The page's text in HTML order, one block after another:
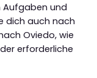
Aufgaben und
dich auch nach
Oviedo, wie
erforderliche